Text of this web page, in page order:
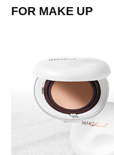
FOR MAKE UP